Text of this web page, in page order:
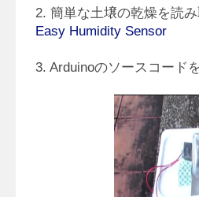
2. 簡単な土壌の乾燥を読
Easy Humidity Sensor
3. Arduinoのソースコード